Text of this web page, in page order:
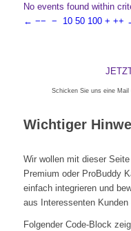
No events found within
← −− − 10 50 100 + ++
Schicken Sie uns eine Mail
Wichtiger
Wir wollen mit dieser
Premium oder ProBuddy
einfach integrieren und
aus Interessenten Kunden
Folgender Code-Block